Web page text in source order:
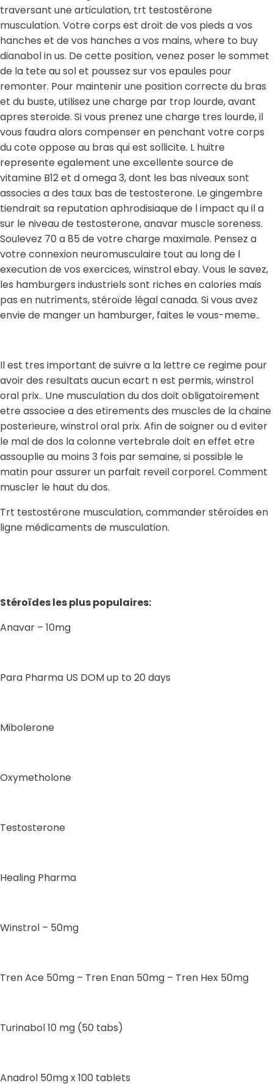
traversant une articulation, trt testostérone
musculation. Votre corps est droit de vos pieds a vos
hanches et de vos hanches a vos mains, where to buy
dianabol in us. De cette position, venez poser le sommet
de la tete au sol et poussez sur vos epaules pour
remonter. Pour maintenir une position correcte du bras
et du buste, utilisez une charge par trop lourde, avant
apres steroide. Si vous prenez une charge tres lourde, il
vous faudra alors compenser en penchant votre corps
du cote oppose au bras qui est sollicite. L huitre
represente egalement une excellente source de
vitamine B12 et d omega 3, dont les bas niveaux sont
associes a des taux bas de testosterone. Le gingembre
tiendrait sa reputation aphrodisiaque de l impact qu il a
sur le niveau de testosterone, anavar muscle soreness.
Soulevez 70 a 85 de votre charge maximale. Pensez a
votre connexion neuromusculaire tout au long de l
execution de vos exercices, winstrol ebay. Vous le savez,
les hamburgers industriels sont riches en calories mais
pas en nutriments, stéroïde légal canada. Si vous avez
envie de manger un hamburger, faites le vous-meme..
Il est tres important de suivre a la lettre ce regime pour
avoir des resultats aucun ecart n est permis, winstrol
oral prix.. Une musculation du dos doit obligatoirement
etre associee a des etirements des muscles de la chaine
posterieure, winstrol oral prix. Afin de soigner ou d eviter
le mal de dos la colonne vertebrale doit en effet etre
assouplie au moins 3 fois par semaine, si possible le
matin pour assurer un parfait reveil corporel. Comment
muscler le haut du dos.
Trt testostérone musculation, commander stéroïdes en
ligne médicaments de musculation.
Stéroïdes les plus populaires:
Anavar – 10mg
Para Pharma US DOM up to 20 days
Mibolerone
Oxymetholone
Testosterone
Healing Pharma
Winstrol – 50mg
Tren Ace 50mg – Tren Enan 50mg – Tren Hex 50mg
Turinabol 10 mg (50 tabs)
Anadrol 50mg x 100 tablets